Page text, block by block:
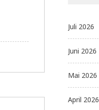
Juli 2026
Juni 2026
Mai 2026
April 2026